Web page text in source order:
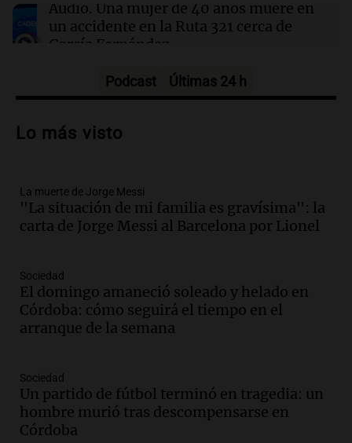
a cambio de un pancho
Audio. Una mujer de 40 años muere en
un accidente en la Ruta 321 cerca de
García Fernández
Audio.El Tesoro Nacional captura 12
liquidez de 4 billones
Audio.La lección del Titanic y la
humildad en tiempos de tormenta
según San Ignacio de Loyola
Audio.Tormentas y filtraciones: "El
agua entra por donde menos
imaginamos"
Audio.
Nahuel Pennisi y la huella de
Mercedes Sosa: "La emoción es el filtro
máximo".
Una Mañana para todos Rosario
Podcast Últimas 24 h
Lo más visto
La muerte de Jorge Messi
"La situación de mi familia es gravísima": la
carta de Jorge Messi al Barcelona por Lionel
Sociedad
El domingo amaneció soleado y helado en
Córdoba: cómo seguirá el tiempo en el
arranque de la semana
Sociedad
Un partido de fútbol terminó en tragedia: un
hombre murió tras descompensarse en
Córdoba